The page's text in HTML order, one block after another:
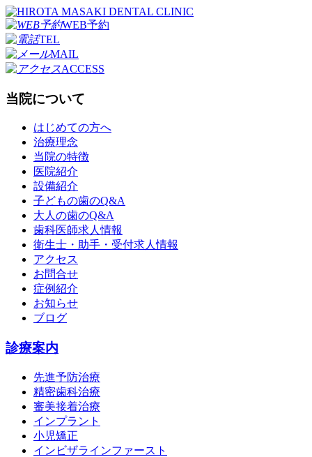
WEB予約
TEL
MAIL
ACCESS
当院について
はじめての方へ
治療理念
当院の特徴
医院紹介
設備紹介
子どもの歯のQ&A
大人の歯のQ&A
歯科医師求人情報
衛生士・助手・受付求人情報
アクセス
お問合せ
症例紹介
お知らせ
ブログ
診療案内
先進予防治療
精密歯科治療
審美接着治療
インプラント
小児矯正
インビザラインファースト